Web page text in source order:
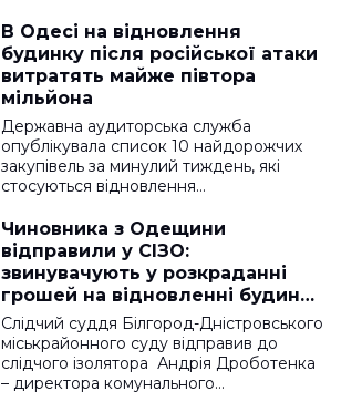
В Одесі на відновлення
будинку після російської атаки
витратять майже півтора
мільйона
Державна аудиторська служба
опублікувала список 10 найдорожчих
закупівель за минулий тиждень, які
стосуються відновлення…
Чиновника з Одещини
відправили у СІЗО:
звинувачують у розкраданні
грошей на відновленні будинку
в Сергіївці
Слідчий суддя Білгород-Дністровського
міськрайонного суду відправив до
слідчого ізолятора Андрія Дроботенка
– директора комунального…